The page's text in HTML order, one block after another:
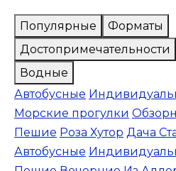
Популярные
Форматы
Достопримечательности
Водные
Автобусные
Морские прогулки
Пешие Роза Хутор Дача
Автобусные